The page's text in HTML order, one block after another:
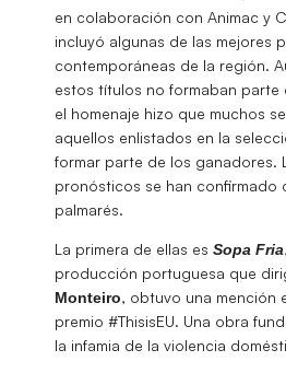
en colaboración con Animac y
incluyó algunas de las mejores
contemporáneas de la región.
estos títulos no formaban parte
el homenaje hizo que muchos
aquellos enlistados en la
formar parte de los ganadores.
pronósticos se han confirmado
palmarés.
La primera de ellas es Sopa Fria
producción portuguesa que
Monteiro, obtuvo una mención
premio #ThisisEU. Una obra
la infamia de la violencia